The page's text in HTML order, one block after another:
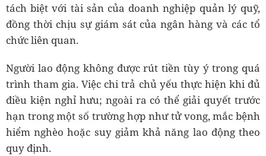
tách biệt với tài sản của doanh nghiệp quản lý quỹ,
đồng thời chịu sự giám sát của ngân hàng và các tổ
chức liên quan.
Người lao động không được rút tiền tùy ý trong quá
trình tham gia. Việc chi trả chủ yếu thực hiện khi đủ
điều kiện nghỉ hưu; ngoài ra có thể giải quyết trước
hạn trong một số trường hợp như tử vong, mắc bệnh
hiểm nghèo hoặc suy giảm khả năng lao động theo
quy định.